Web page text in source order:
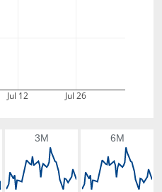
Jul 12 Jul 26
3M 6M